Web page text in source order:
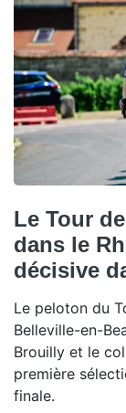
Le Tour
dans le
décisive
Le peloton du
Belleville-en-
Brouilly et le
première
finale.